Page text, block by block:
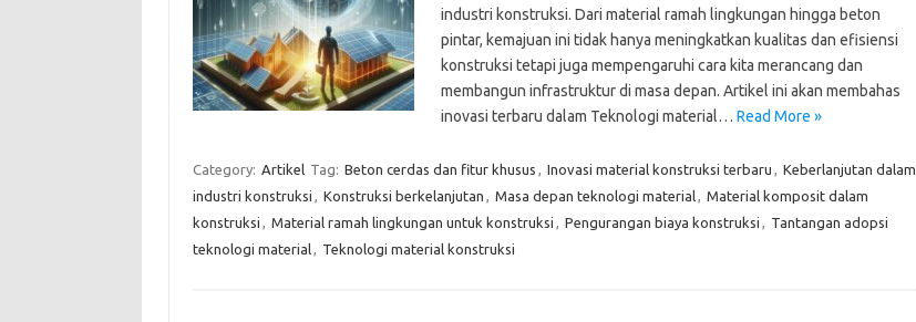
industri konstruksi. Dari material ramah lingkungan hingga beton
pintar, kemajuan ini tidak hanya meningkatkan kualitas dan efisiensi
konstruksi tetapi juga mempengaruhi cara kita merancang dan
membangun infrastruktur di masa depan. Artikel ini akan membahas
inovasi terbaru dalam Teknologi material… Read More »
Category: Artikel Tag: Beton cerdas dan fitur khusus , Inovasi material konstruksi terbaru , Keberlanjutan dalam
industri konstruksi , Konstruksi berkelanjutan , Masa depan teknologi material, Material komposit dalam
konstruksi , Material ramah lingkungan untuk konstruksi , Pengurangan biaya konstruksi , Tantangan adopsi
teknologi material, Teknologi material konstruksi